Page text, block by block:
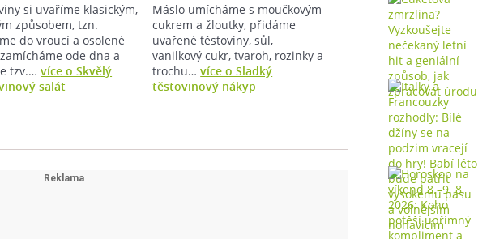
si uvaříme klasickým,
způsobem, tzn.
do vroucí a osolené
ode dna a
tzv.…více o Skvělý
salát
Máslo umícháme s moučkovým
cukrem a žloutky, přidáme
uvařené těstoviny, sůl,
vanilkový cukr, tvaroh, rozinky a
trochu…více o Sladký
těstovinový nákyp